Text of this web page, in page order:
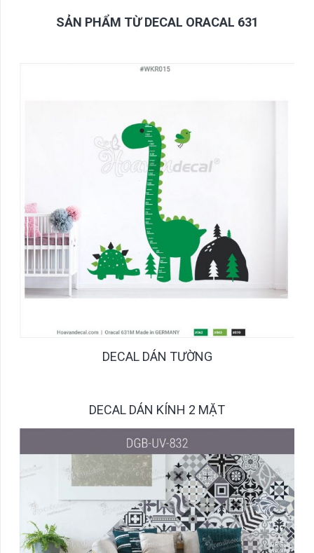
SẢN PHẨM TỪ DECAL ORACAL 631
DECAL DÁN TƯỜNG
DECAL DÁN KÍNH 2 MẶT